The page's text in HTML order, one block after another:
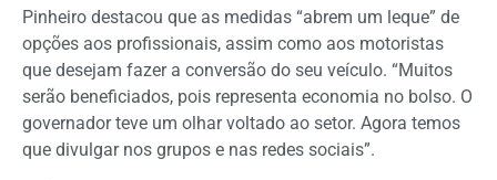
Pinheiro destacou que as medidas “abrem um leque” de
opções aos profissionais, assim como aos motoristas
que desejam fazer a conversão do seu veículo. “Muitos
serão beneficiados, pois representa economia no bolso. O
governador teve um olhar voltado ao setor. Agora temos
que divulgar nos grupos e nas redes sociais”.